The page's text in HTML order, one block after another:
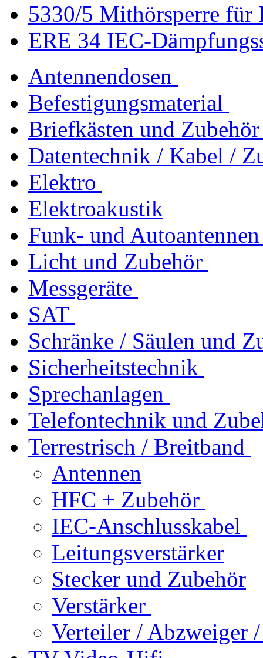
5330/5 Mithörsperre für
ERE 34 IEC-
Antennendosen
Befestigungsmaterial
Briefkästen und Zubehör
Datentechnik / Kabel /
Elektro
Elektroakustik
Funk- und Autoantennen
Licht und Zubehör
Messgeräte
SAT
Schränke / Säulen und
Sicherheitstechnik
Sprechanlagen
Telefontechnik und
Terrestrisch / Breitband
Antennen
HFC + Zubehör
IEC-Anschlusskabel
Leitungsverstärker
Stecker und Zubehör
Verstärker
Verteiler / Abzweiger